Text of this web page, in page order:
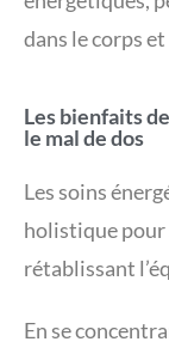
dans le corps et
Les bienfaits
le mal de dos
Les soins
holistique pour
rétablissant
En se